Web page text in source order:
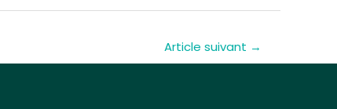
Article suivant →